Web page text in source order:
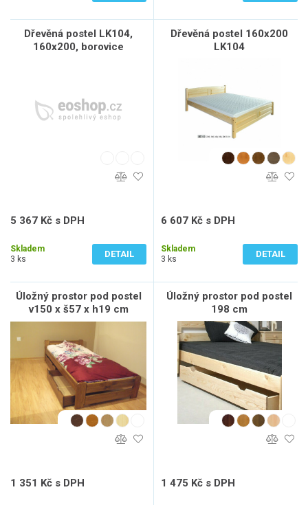
Dřevěná postel LK104,
160x200, borovice
5 367 Kč s DPH
Skladem
3 ks
DETAIL
Dřevěná postel 160x200
LK104
6 607 Kč s DPH
Skladem
3 ks
DETAIL
Úložný prostor pod postel
v150 x š57 x h19 cm
1 351 Kč s DPH
Úložný prostor pod postel
198 cm
1 475 Kč s DPH